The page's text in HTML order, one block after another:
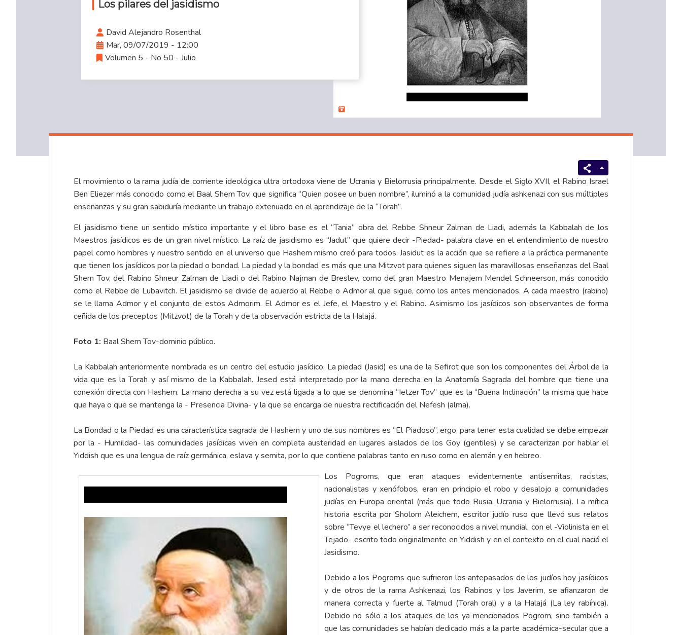
Los pilares del jasidismo
David Alejandro Rosenthal
Mar, 09/07/2019 - 12:00
Volumen 5 - No 50 - Julio
El movimiento o la rama judía de corriente ideológica ultra ortodoxa viene de Ucrania y Bielorrusia principalmente. Desde el Siglo XVII, el Rabino Israel
Ben Eliezer más conocido como el Baal Shem Tov, que significa “Quien posee un buen nombre”, iluminó a la comunidad judía ashkenazi con sus múltiples
enseñanzas y su gran sabiduría mediante un trabajo extenuado en el aprendizaje de la “Torah”.
El jasidismo tiene un sentido místico importante y el libro base es el “Tania” obra del Rebbe Shneur Zalman de Liadi, además la Kabbalah de los
Maestros jasídicos es de un gran nivel místico. La raíz de jasidismo es “Jadut” que quiere decir -Piedad- palabra clave en el entendimiento de nuestro
papel como hombres y nuestro sentido en el universo que Hashem mismo creó para todos. Jasidut es la acción que se refiere a la práctica permanente
que tienen los jasídicos por la piedad o bondad. La piedad y la bondad es más que una Mitzvot para quienes siguen las maravillosas enseñanzas del Baal
Shem Tov, del Rabino Shneur Zalman de Liadi o del Rabino Najman de Breslev, como del gran Maestro Menajem Mendel Schneerson, más conocido
como el Rebbe de Lubavitch. El jasidismo se divide de acuerdo al Rebbe o Admor al que sigue, como los antes mencionados. A cada maestro (rabino)
se le llama Admor y el conjunto de estos Admorim. El Admor es el Jefe, el Maestro y el Rabino. Asimismo los jasídicos son observantes de forma
ceñida de los preceptos (Mitzvot) de la Torah y de la observación estricta de la Halajá.
Foto 1: Baal Shem Tov-dominio público.
La Kabbalah anteriormente nombrada es un centro del estudio jasídico. La piedad (Jasid) es una de la Sefirot que son los componentes del Árbol de la
vida que es la Torah y así mismo de la Kabbalah. Jesed está interpretado por la mano derecha en la Anatomía Sagrada del hombre que tiene una
conexión directa con Hashem. La mano derecha a su vez está ligada a lo que se denomina “Ietzer Tov” que es la “Buena Inclinación” la misma que hace
que haya o que se mantenga la - Presencia Divina- y la que se encarga de nuestra rectificación del Nefesh (alma).
La Bondad o la Piedad es una característica sagrada de Hashem y uno de sus nombres es “El Piadoso”, ergo, para tener esta cualidad se debe empezar
por la - Humildad- las comunidades jasídicas viven en completa austeridad en lugares aislados de los Goy (gentiles) y se caracterizan por hablar el
Yiddish que es una lengua de raíz germánica, eslava y semita, por lo que contiene palabras tanto en ruso como en alemán y en hebreo.
Los Pogroms, que eran ataques evidentemente antisemitas, racistas,
nacionalistas y xenófobos, eran en principio el robo y desalojo a comunidades
judías en Europa oriental (más que todo Rusia, Ucrania y Bielorrusia). La mítica
historia escrita por Sholom Aleichem, escritor judío ruso que llevó sus relatos
sobre “Tevye el lechero” a ser reconocidos a nivel mundial, con el -Violinista en el
Tejado- escrito todo originalmente en Yiddish y en el contexto en el cual nació el
Jasidismo.
Debido a los Pogroms que sufrieron los antepasados de los judíos hoy jasídicos
y de otros de la rama Ashkenazi, los Rabinos y los Javerim, se afianzaron de
manera correcta y fuerte al Talmud (Torah oral) y a la Halajá (La ley rabínica).
Debido no sólo a los ataques de los ya mencionados Pogrom, sino también a
que las comunidades se habían dedicado más a la parte académica-secular que a